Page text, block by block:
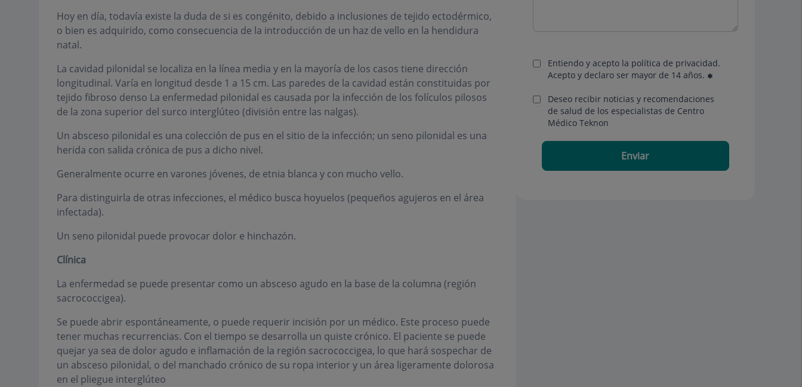
Hoy en día, todavía existe la duda de si es congénito, debido a inclusiones de tejido ectodérmico,
o bien es adquirido, como consecuencia de la introducción de un haz de vello en la hendidura
natal.
La cavidad pilonidal se localiza en la línea media y en la mayoría de los casos tiene dirección
longitudinal. Varía en longitud desde 1 a 15 cm. Las paredes de la cavidad están constituidas por
tejido fibroso denso La enfermedad pilonidal es causada por la infección de los folículos pilosos
de la zona superior del surco interglúteo (división entre las nalgas).
Un absceso pilonidal es una colección de pus en el sitio de la infección; un seno pilonidal es una
herida con salida crónica de pus a dicho nivel.
Generalmente ocurre en varones jóvenes, de etnia blanca y con mucho vello.
Para distinguirla de otras infecciones, el médico busca hoyuelos (pequeños agujeros en el área
infectada).
Un seno pilonidal puede provocar dolor e hinchazón.
Clínica
La enfermedad se puede presentar como un absceso agudo en la base de la columna (región
sacrococcigea).
Se puede abrir espontáneamente, o puede requerir incisión por un médico. Este proceso puede
tener muchas recurrencias. Con el tiempo se desarrolla un quiste crónico. El paciente se puede
quejar ya sea de dolor agudo e inflamación de la región sacrococcigea, lo que hará sospechar de
un absceso pilonidal, o del manchado crónico de su ropa interior y un área ligeramente dolorosa
en el pliegue interglúteo
Entiendo y acepto la política de privacidad.
Acepto y declaro ser mayor de 14 años.
Deseo recibir noticias y recomendaciones
de salud de los especialistas de Centro
Médico Teknon
Enviar